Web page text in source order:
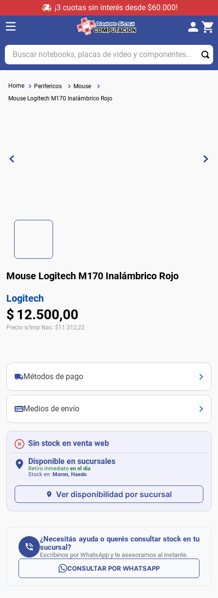
¡3 cuotas sin interés desde $60.000!
Buscar notebooks, placas de video y componentes...
Perifericos
Mouse
Mouse Logitech M170 Inalámbrico Rojo
Mouse Logitech M170 Inalámbrico Rojo
Logitech
$ 12.500,00
Precio s/Imp Nac. $11.312,22
Métodos de pago
Medios de envío
Sin stock en venta web
Disponible en sucursales
Retiro inmediato en el día
Stock en: Moron, Haedo
Ver disponibilidad por sucursal
¿Necesitás ayuda o querés consultar stock en tu
sucursal?
Escribinos por WhatsApp y te asesoramos al instante.
CONSULTAR POR WHATSAPP